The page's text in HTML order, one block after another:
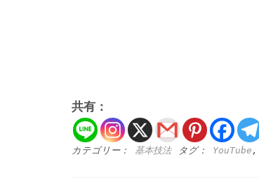
共有：
カテゴリー： 基本技法 タグ： YouTube ,